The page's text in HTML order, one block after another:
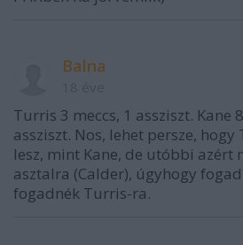
Balna
Turris 3 meccs, 1 assziszt. Kane
assziszt. Nos, lehet persze,
lesz, mint Kane, de utóbbi azért
asztalra (Calder), úgyhogy
fogadnék Turris-ra.